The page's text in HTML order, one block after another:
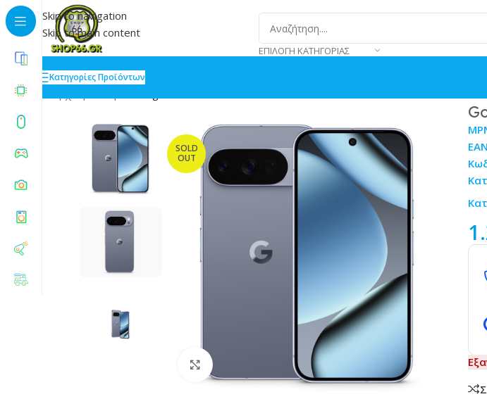
Skip to navigation
Skip to main content
ΕΠΙΛΟΓΉ ΚΑΤΗΓΟΡΊΑΣ
Κατηγορίες Προϊόντων
SOLD
OUT
Κάντε κλικ για μεγέθυνση